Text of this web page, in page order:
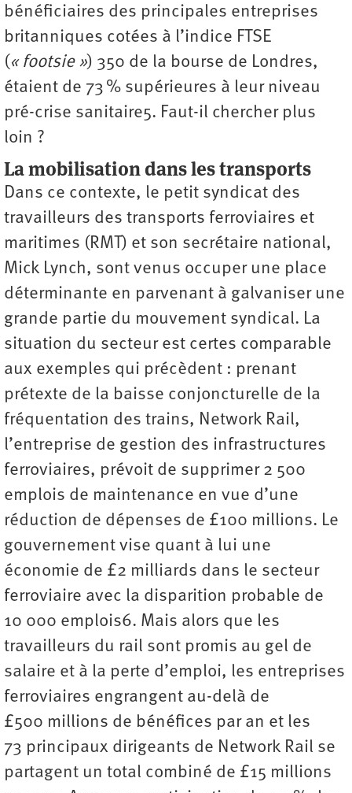
bénéficiaires des principales entreprises
britanniques cotées à l’indice FTSE
(« footsie ») 350 de la bourse de Londres,
étaient de 73 % supérieures à leur niveau
pré-crise sanitaire5. Faut-il chercher plus
loin ?
La mobilisation dans les transports
Dans ce contexte, le petit syndicat des
travailleurs des transports ferroviaires et
maritimes (RMT) et son secrétaire national,
Mick Lynch, sont venus occuper une place
déterminante en parvenant à galvaniser une
grande partie du mouvement syndical. La
situation du secteur est certes comparable
aux exemples qui précèdent : prenant
prétexte de la baisse conjoncturelle de la
fréquentation des trains, Network Rail,
l’entreprise de gestion des infrastructures
ferroviaires, prévoit de supprimer 2 500
emplois de maintenance en vue d’une
réduction de dépenses de £100 millions. Le
gouvernement vise quant à lui une
économie de £2 milliards dans le secteur
ferroviaire avec la disparition probable de
10 000 emplois6. Mais alors que les
travailleurs du rail sont promis au gel de
salaire et à la perte d’emploi, les entreprises
ferroviaires engrangent au-delà de
£500 millions de bénéfices par an et les
73 principaux dirigeants de Network Rail se
partagent un total combiné de £15 millions